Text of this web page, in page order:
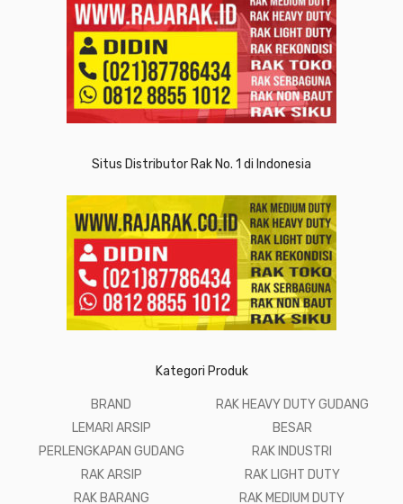
Situs Distributor Rak No. 1 di Indonesia
Kategori Produk
BRAND
LEMARI ARSIP
PERLENGKAPAN GUDANG
RAK ARSIP
RAK BARANG
RAK HEAVY DUTY GUDANG
BESAR
RAK INDUSTRI
RAK LIGHT DUTY
RAK MEDIUM DUTY